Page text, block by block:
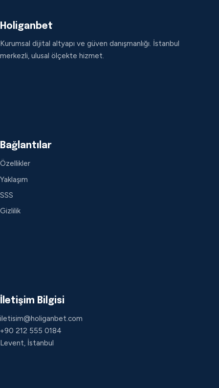
Holiganbet
Kurumsal dijital altyapı ve güven danışmanlığı. İstanbul
merkezli, ulusal ölçekte hizmet.
Bağlantılar
Özellikler
Yaklaşım
SSS
Gizlilik
İletişim Bilgisi
iletisim@holiganbet.com
+90 212 555 0184
Levent, İstanbul